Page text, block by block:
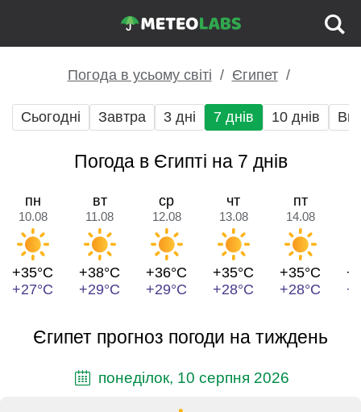
Погода в усьому світі Єгипет
Сьогодні Завтра 3 дні 7 днів 10 днів
Погода в Єгипті на 7 днів
пн
10.08
+35°C
+27°C
вт
11.08
+38°C
+29°C
ср
12.08
+36°C
+29°C
чт
13.08
+35°C
+28°C
пт
14.08
+35°C
+28°C
Єгипет прогноз погоди на тиждень
понеділок, 10 серпня 2026